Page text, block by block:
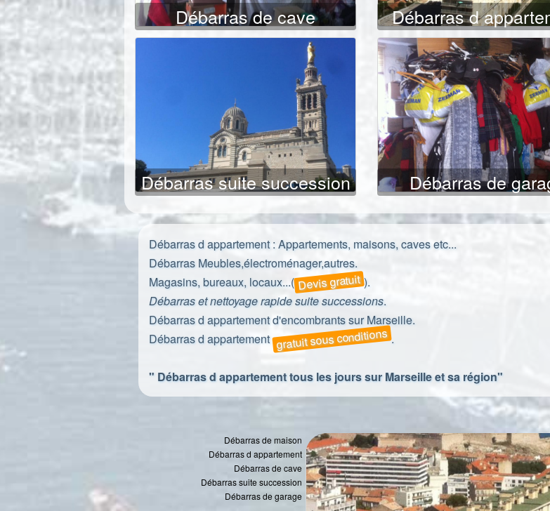
Débarras de cave Débarras d
Débarras suite succession Débarras de
Débarras d appartement: Appartements, maisons, caves etc...
Débarras Meubles,électroménager,autres.
Magasins, bureaux, locaux...(Devis gratuit).
Débarras et nettoyage rapide suite successions.
Débarras d appartement d'encombrants sur Marseille.
Débarras d appartementgratuit sous conditions.
" Débarras d appartement tous les jours sur Marseille et sa région"
Débarras de maison
Débarras d appartement
Débarras de cave
Débarras suite succession
Débarras de garage